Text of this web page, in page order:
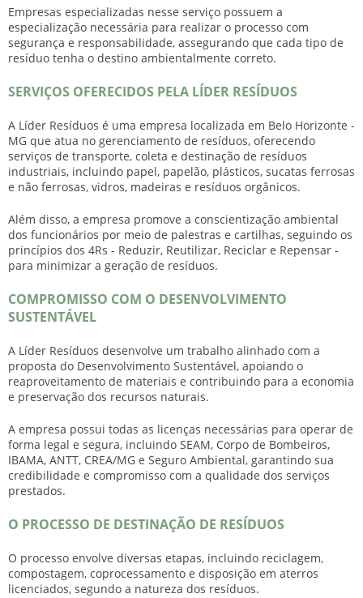
Empresas especializadas nesse serviço possuem a
especialização necessária para realizar o processo com
segurança e responsabilidade, assegurando que cada tipo de
resíduo tenha o destino ambientalmente correto.
SERVIÇOS OFERECIDOS PELA LÍDER RESÍDUOS
A Líder Resíduos é uma empresa localizada em Belo Horizonte -
MG que atua no gerenciamento de resíduos, oferecendo
serviços de transporte, coleta e destinação de resíduos
industriais, incluindo papel, papelão, plásticos, sucatas ferrosas
e não ferrosas, vidros, madeiras e resíduos orgânicos.
Além disso, a empresa promove a conscientização ambiental
dos funcionários por meio de palestras e cartilhas, seguindo os
princípios dos 4Rs - Reduzir, Reutilizar, Reciclar e Repensar -
para minimizar a geração de resíduos.
COMPROMISSO COM O DESENVOLVIMENTO
SUSTENTÁVEL
A Líder Resíduos desenvolve um trabalho alinhado com a
proposta do Desenvolvimento Sustentável, apoiando o
reaproveitamento de materiais e contribuindo para a economia
e preservação dos recursos naturais.
A empresa possui todas as licenças necessárias para operar de
forma legal e segura, incluindo SEAM, Corpo de Bombeiros,
IBAMA, ANTT, CREA/MG e Seguro Ambiental, garantindo sua
credibilidade e compromisso com a qualidade dos serviços
prestados.
O PROCESSO DE DESTINAÇÃO DE RESÍDUOS
O processo envolve diversas etapas, incluindo reciclagem,
compostagem, coprocessamento e disposição em aterros
licenciados, segundo a natureza dos resíduos.